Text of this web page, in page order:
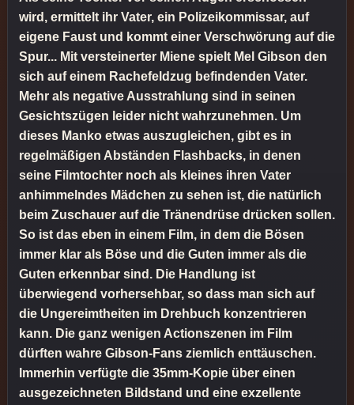
wird, ermittelt ihr Vater, ein Polizeikommissar, auf
eigene Faust und kommt einer Verschwörung auf die
Spur... Mit versteinerter Miene spielt Mel Gibson den
sich auf einem Rachefeldzug befindenden Vater.
Mehr als negative Ausstrahlung sind in seinen
Gesichtszügen leider nicht wahrzunehmen. Um
dieses Manko etwas auszugleichen, gibt es in
regelmäßigen Abständen Flashbacks, in denen
seine Filmtochter noch als kleines ihren Vater
anhimmelndes Mädchen zu sehen ist, die natürlich
beim Zuschauer auf die Tränendrüse drücken sollen.
So ist das eben in einem Film, in dem die Bösen
immer klar als Böse und die Guten immer als die
Guten erkennbar sind. Die Handlung ist
überwiegend vorhersehbar, so dass man sich auf
die Ungereimtheiten im Drehbuch konzentrieren
kann. Die ganz wenigen Actionszenen im Film
dürften wahre Gibson-Fans ziemlich enttäuschen.
Immerhin verfügte die 35mm-Kopie über einen
ausgezeichneten Bildstand und eine exzellente